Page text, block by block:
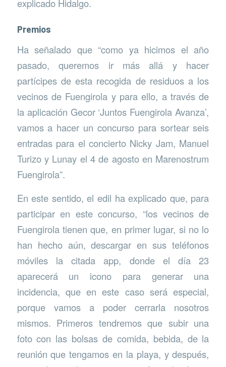
explicado Hidalgo.
Premios
Ha señalado que “como ya hicimos el año
pasado, queremos ir más allá y hacer
partícipes de esta recogida de residuos a los
vecinos de Fuengirola y para ello, a través de
la aplicación Gecor ‘Juntos Fuengirola Avanza’,
vamos a hacer un concurso para sortear seis
entradas para el concierto Nicky Jam, Manuel
Turizo y Lunay el 4 de agosto en Marenostrum
Fuengirola”.
En este sentido, el edil ha explicado que, para
participar en este concurso, “los vecinos de
Fuengirola tienen que, en primer lugar, si no lo
han hecho aún, descargar en sus teléfonos
móviles la citada app, donde el día 23
aparecerá un icono para generar una
incidencia, que en este caso será especial,
porque vamos a poder cerrarla nosotros
mismos. Primeros tendremos que subir una
foto con las bolsas de comida, bebida, de la
reunión que tengamos en la playa, y después,